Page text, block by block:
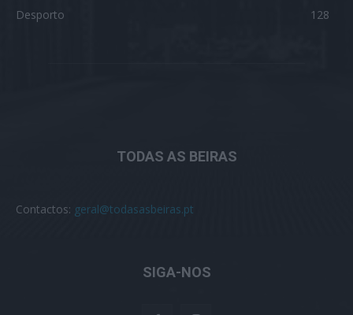
Desporto
128
TODAS AS BEIRAS
Contactos: geral@todasasbeiras.pt
SIGA-NOS